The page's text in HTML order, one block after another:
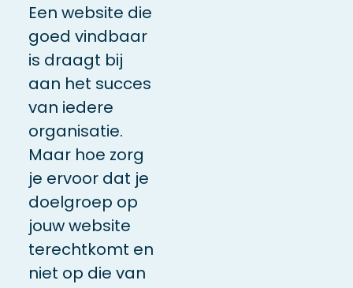
Een website die
goed vindbaar
is draagt bij
aan het succes
van iedere
organisatie.
Maar hoe zorg
je ervoor dat je
doelgroep op
jouw website
terechtkomt en
niet op die van